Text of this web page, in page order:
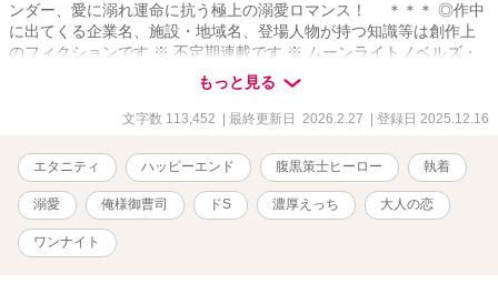
ンダー、愛に溺れ運命に抗う極上の溺愛ロマンス！ ＊＊＊ ◎作中
に出てくる企業名、施設・地域名、登場人物が持つ知識等は創作上
のフィクションです ※ 不定期連載です ※ ムーンライトノベルズ・
ベリーズカフェにも掲載しています ※ 表紙は装丁カフェ様にて作成
もっと見る
文字数 113,452 | 最終更新日 2026.2.27 | 登録日 2025.12.16
エタニティ ハッピーエンド 腹黒策士ヒーロー 執着
溺愛 俺様御曹司 ドS 濃厚えっち 大人の恋
ワンナイト